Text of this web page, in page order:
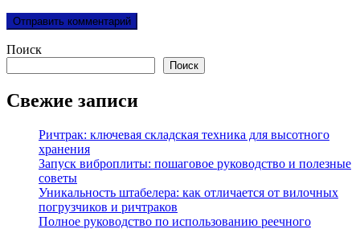
Поиск
Поиск
Свежие записи
Ричтрак: ключевая складская техника для высотного
хранения
Запуск виброплиты: пошаговое руководство и полезные
советы
Уникальность штабелера: как отличается от вилочных
погрузчиков и ричтраков
Полное руководство по использованию реечного